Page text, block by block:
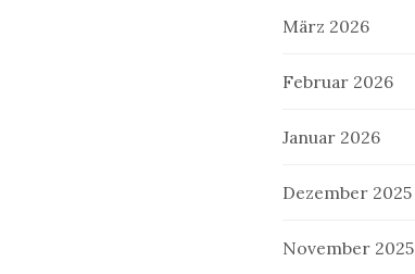
März 2026
Februar 2026
Januar 2026
Dezember 2025
November 2025